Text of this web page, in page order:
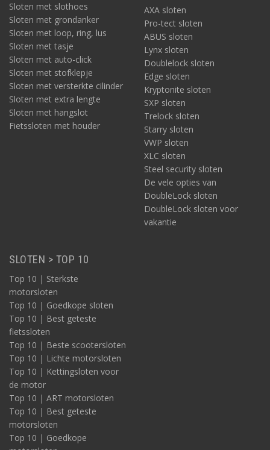
Sloten met slothoes
Sloten met grondanker
Sloten met loop, ring, lus
Sloten met tasje
Sloten met auto-click
Sloten met stofklepje
Sloten met versterkte cilinder
Sloten met extra lengte
Sloten met hangslot
Fietssloten met houder
AXA sloten
Pro-tect sloten
ABUS sloten
Lynx sloten
Doublelock sloten
Edge sloten
Kryptonite sloten
SXP sloten
Trelock sloten
Starry sloten
VWP sloten
XLC sloten
Steel security sloten
De vele opties van
DoubleLock sloten
DoubleLock sloten voor
vakantie
SLOTEN > TOP 10
Top 10 | Sterkste
motorsloten
Top 10 | Goedkope sloten
Top 10 | Best geteste
fietssloten
Top 10 | Beste scootersloten
Top 10 | Lichte motorsloten
Top 10 | Kettingsloten voor
de motor
Top 10 | ART motorsloten
Top 10 | Best geteste
motorsloten
Top 10 | Goedkope